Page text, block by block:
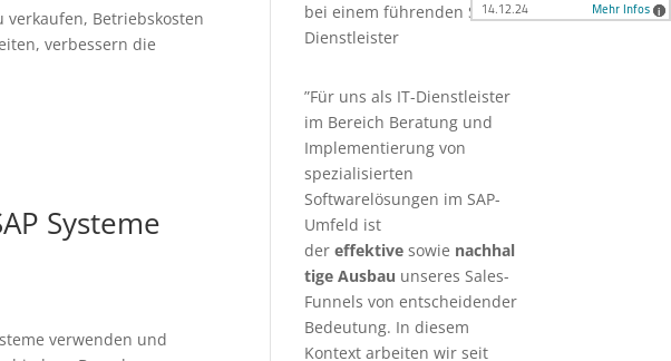
Betriebskosten
verbessern die
Systeme
verwenden und
bei einem führenden SAP CX
Dienstleister
”Für uns als IT-Dienstleister
im Bereich Beratung und
Implementierung von
spezialisierten
Softwarelösungen im SAP-
Umfeld ist
dereffektivesowie nachhal
tige Ausbau unseres Sales-
Funnels von entscheidender
Bedeutung. In diesem
Kontext arbeiten wir seit